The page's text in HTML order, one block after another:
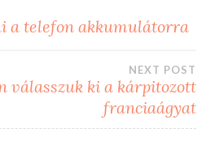
a telefon akkumulátorra
NEXT POST
válasszuk ki a kárpitozott
franciaágyat